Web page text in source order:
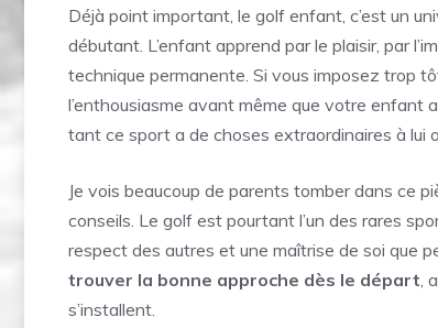
Déjà point important, le golf enfant, c’est un
débutant. L’enfant apprend par le plaisir, par
technique permanente. Si vous imposez trop
l’enthousiasme avant même que votre enfant
tant ce sport a de choses extraordinaires à lui
Je vois beaucoup de parents tomber dans ce
conseils. Le golf est pourtant l’un des rares
respect des autres et une maîtrise de soi que
trouver la bonne approche dès le départ,
s’installent.